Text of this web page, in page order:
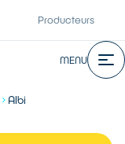
Producteurs
MENU
Albi